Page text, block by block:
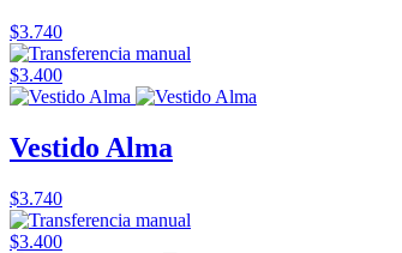
$3.740
$3.400
Vestido Alma
$3.740
$3.400